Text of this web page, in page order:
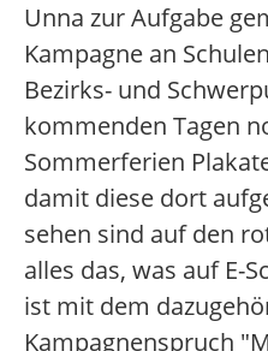
Unna zur Aufgabe
Kampagne an
Bezirks- und
kommenden Tagen
Sommerferien
damit diese dort
sehen sind auf den
alles das, was auf E-
ist mit dem
Kampagnenspruch